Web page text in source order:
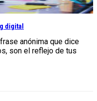
digital
anónima que dice
son el reflejo de tus